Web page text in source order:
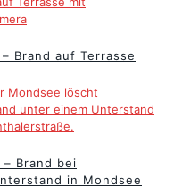
Brand auf Terrasse
– Brand bei
in Mondsee